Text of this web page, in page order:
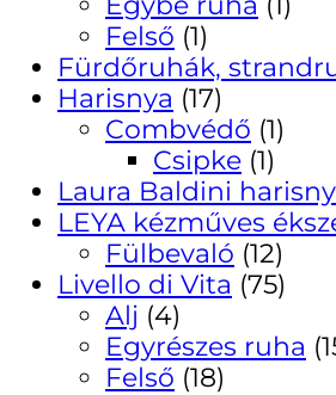
Felső (1)
Fürdőruhák,
Harisnya (17)
Combvédő (1)
Csipke (1)
Laura Baldini
LEYA kézműves
Fülbevaló (12)
Livello di Vita (75)
Alj (4)
Egyrészes ruha
Felső (18)